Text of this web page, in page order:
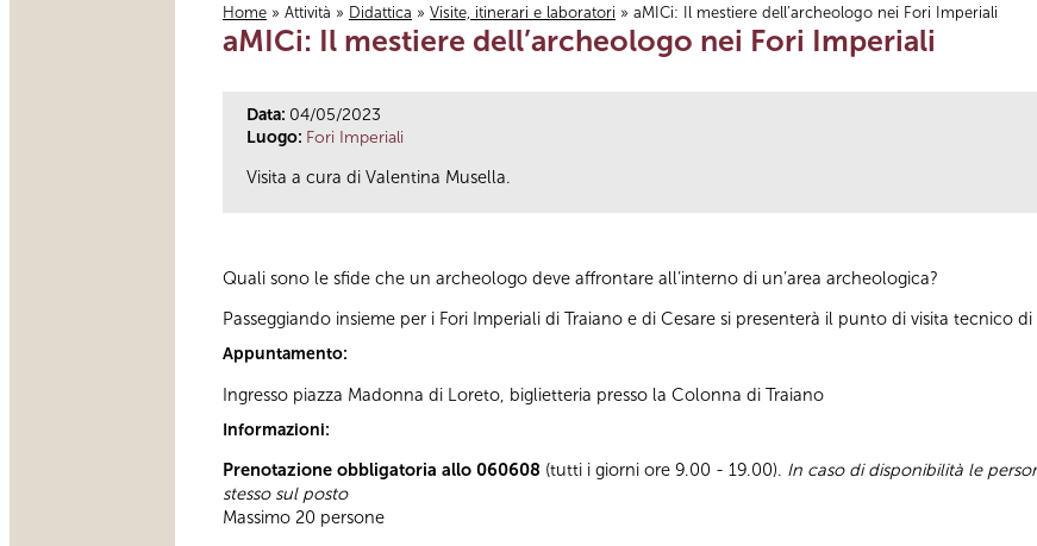
Tu sei qui
Home » Attività » Didattica » Visite, itinerari e laboratori » aMICi: Il mestiere dell’archeologo nei Fori Imperiali
aMICi: Il mestiere dell’archeologo nei Fori Imperiali
Data: 04/05/2023
Luogo: Fori Imperiali
Visita a cura di Valentina Musella.
Quali sono le sfide che un archeologo deve affrontare all’interno di un’area archeologica?
Passeggiando insieme per i Fori Imperiali di Traiano e di Cesare si presenterà il punto di visita tecnico
Appuntamento:
Ingresso piazza Madonna di Loreto, biglietteria presso la Colonna di Traiano
Informazioni:
Prenotazione obbligatoria allo 060608 (tutti i giorni ore 9.00 - 19.00). In caso di disponibilità le
stesso sul posto
Massimo 20 persone